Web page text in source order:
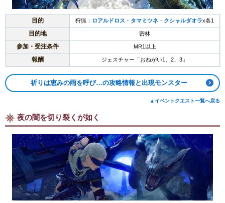
目的 狩猟： ロアルドロス ・ タマミツネ ・ クシャルダオラx各1
目的地 密林
参加・受注条件 MR1以上
報酬 ジェスチャー「おねがい1、2、3」
祈りは恵みの雨を呼び…の攻略情報と出現モンスター
▲イベントクエスト一覧へ戻る
夜の闇を切り裂くが如く